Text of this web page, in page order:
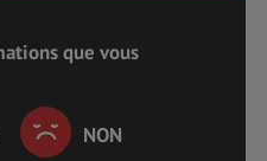
que vous
NON